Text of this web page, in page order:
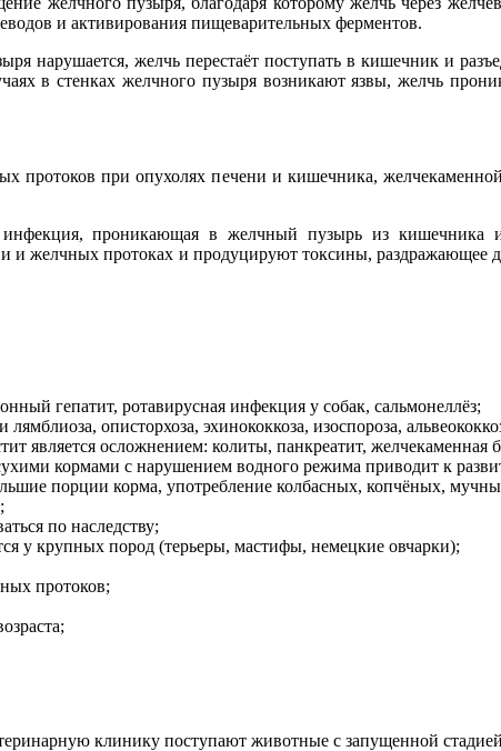
и активирования пищеварительных ферментов.
нарушается, желчь перестаёт поступать в кишечник и
в стенках желчного пузыря возникают язвы, желчь
протоков при опухолях печени и кишечника,
инфекция, проникающая в желчный пузырь из
и желчных протоках и продуцируют токсины, раздражающее
гепатит, ротавирусная инфекция у собак, сальмонеллёз;
описторхоза, эхинококкоза, изоспороза,
является осложнением: колиты, панкреатит, желчекаменная
кормами с нарушением водного режима приводит к
порции корма, употребление колбасных, копчёных,
по наследству;
у крупных пород (терьеры, мастифы, немецкие овчарки);
протоков;
клинику поступают животные с запущенной